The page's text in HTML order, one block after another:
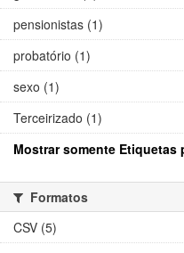
pensionistas (1)
probatório (1)
sexo (1)
Terceirizado (1)
Mostrar somente Etiquetas
Formatos
CSV (5)